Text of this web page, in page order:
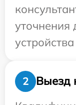
уточнения
2
Выезд